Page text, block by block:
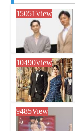
15051View
10490View
9485View